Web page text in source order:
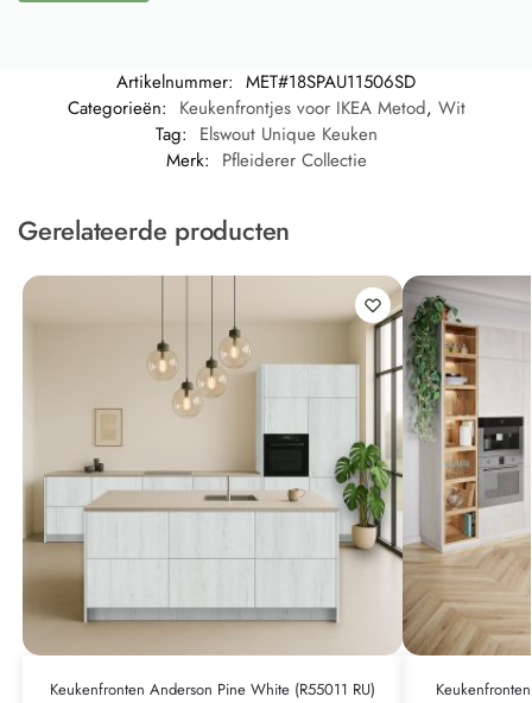
Artikelnummer: MET#18SPAU11506SD
Categorieën: Keukenfrontjes voor IKEA Metod, Wit
Tag: Elswout Unique Keuken
Merk: Pfleiderer Collectie
Gerelateerde producten
Keukenfronten Anderson Pine White (R55011 RU)